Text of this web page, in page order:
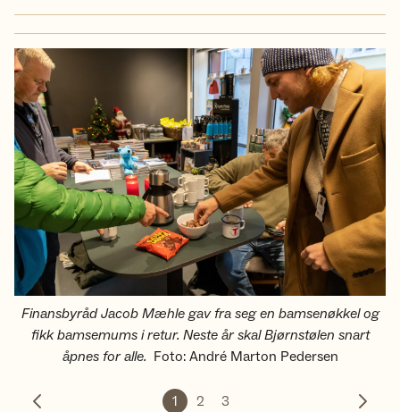
Finansbyråd Jacob Mæhle gav fra seg en bamsenøkkel og
fikk bamsemums i retur. Neste år skal Bjørnstølen snart
åpnes for alle. Foto: André Marton Pedersen
1 2 3